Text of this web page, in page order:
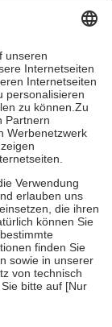
von zehn
die tatsächlichen
Apotheken.
die
je
Gesundheit zu
unterstützen,
18. Lebensjahr
die von der